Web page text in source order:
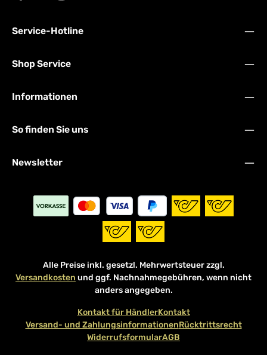
Service-Hotline
Shop Service
Informationen
So finden Sie uns
Newsletter
Alle Preise inkl. gesetzl. Mehrwertsteuer zzgl.
Versandkosten und ggf. Nachnahmegebühren, wenn nicht
anders angegeben.
Kontakt für HändlerKontakt
Versand- und ZahlungsinformationenRücktrittsrecht
WiderrufsformularAGB